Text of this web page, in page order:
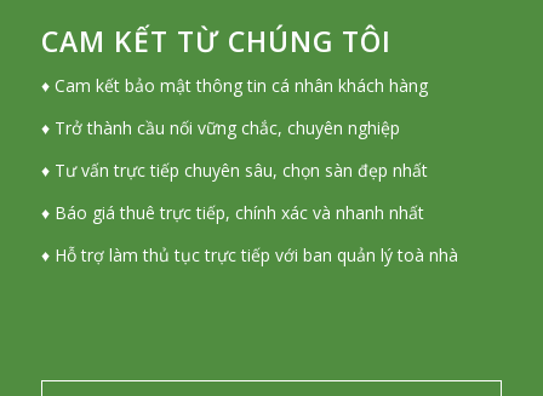
CAM KẾT TỪ CHÚNG TÔI
♦ Cam kết bảo mật thông tin cá nhân khách hàng
♦ Trở thành cầu nối vững chắc, chuyên nghiệp
♦ Tư vấn trực tiếp chuyên sâu, chọn sàn đẹp nhất
♦ Báo giá thuê trực tiếp, chính xác và nhanh nhất
♦ Hỗ trợ làm thủ tục trực tiếp với ban quản lý toà nhà